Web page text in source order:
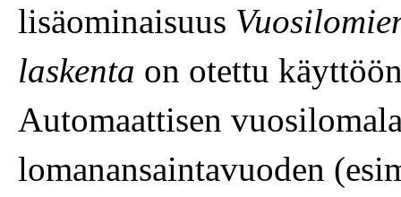
lisäominaisuus
laskenta on otettu
Automaattisen
lomanansaintavuoden